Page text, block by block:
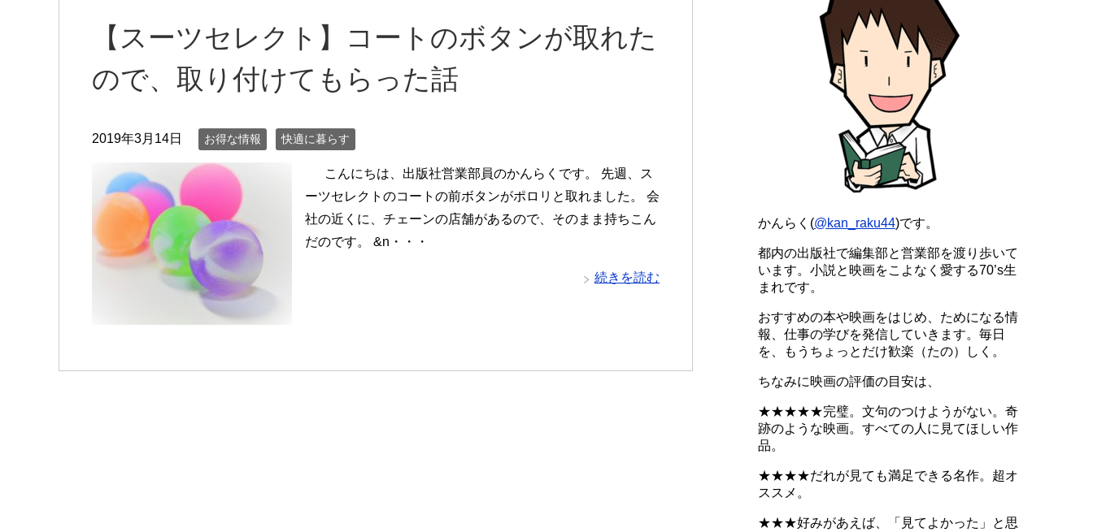
【スーツセレクト】コートのボタンが取れた
ので、取り付けてもらった話
2019年3月14日 お得な情報 快適に暮らす
こんにちは、出版社営業部員のかんらくです。 先週、ス
ーツセレクトのコートの前ボタンがポロリと取れました。 会
社の近くに、チェーンの店舗があるので、そのまま持ちこん
だのです。 &n・・・
続きを読む
かんらく(@kan_raku44)です。
都内の出版社で編集部と営業部を渡り歩いて
います。小説と映画をこよなく愛する70’s生
まれです。
おすすめの本や映画をはじめ、ためになる情
報、仕事の学びを発信していきます。毎日
を、もうちょっとだけ歓楽（たの）しく。
ちなみに映画の評価の目安は、
★★★★★完璧。文句のつけようがない。奇
跡のような映画。すべての人に見てほしい作
品。
★★★★だれが見ても満足できる名作。超オ
ススメ。
★★★好みがあえば、「見てよかった」と思